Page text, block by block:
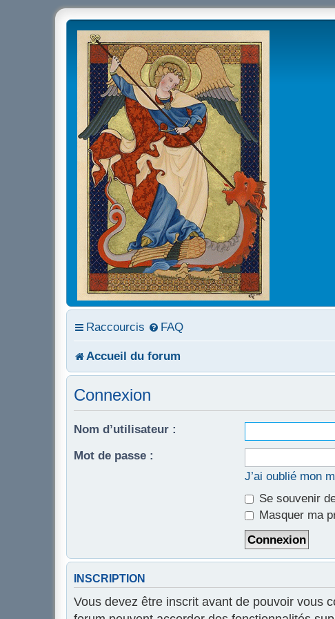
Raccourcis FAQ
Accueil du forum
Connexion
Nom d’utilisateur :
Mot de passe :
J’ai oublié mon
Se souvenir
Masquer ma
INSCRIPTION
Vous devez être inscrit avant de pouvoir vous